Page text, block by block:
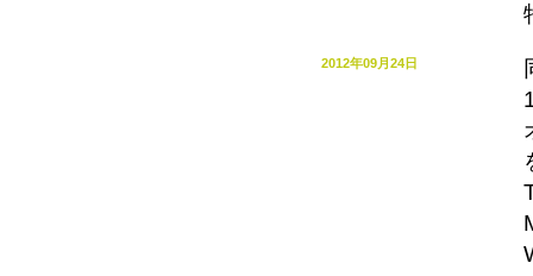
2012年09月24日